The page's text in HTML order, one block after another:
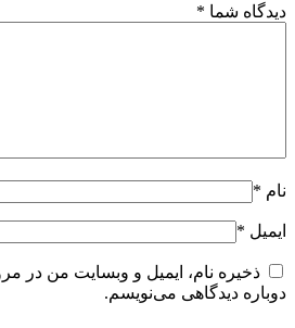
دیدگاه شما *
نام *
ایمیل *
ذخیره نام، ایمیل و وبسایت من در
دوباره دیدگاهی می‌نویسم.